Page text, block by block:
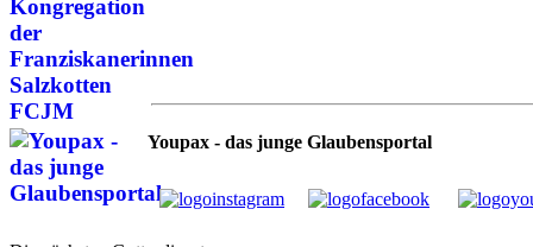
Youpax - das junge Glaubensportal